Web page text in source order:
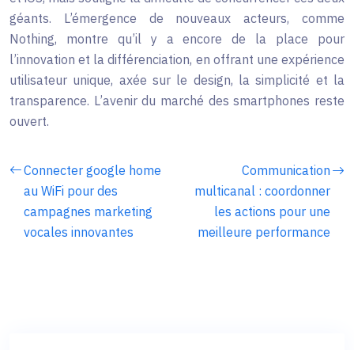
géants. L’émergence de nouveaux acteurs, comme
Nothing, montre qu’il y a encore de la place pour
l’innovation et la différenciation, en offrant une expérience
utilisateur unique, axée sur le design, la simplicité et la
transparence. L’avenir du marché des smartphones reste
ouvert.
Connecter google home
au WiFi pour des
campagnes marketing
vocales innovantes
Communication
multicanal : coordonner
les actions pour une
meilleure performance